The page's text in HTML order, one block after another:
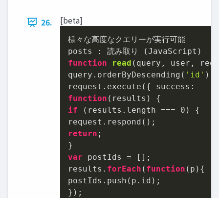
26. [beta]
様々な高度なクエリーが実行可能
function
read ( query, user,
query.orderByDescending( 'id' );
function ( results )
if (results.length === 0 ) {
return ;
var postIds = [];
results. forEach ( function ( p ) {
postIds.push(p.id);
});